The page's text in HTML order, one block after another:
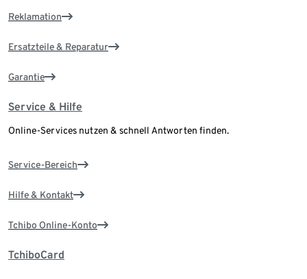
Reklamation
Ersatzteile & Reparatur
Garantie
Service & Hilfe
Online-Services nutzen & schnell Antworten finden.
Service-Bereich
Hilfe & Kontakt
Tchibo Online-Konto
TchiboCard